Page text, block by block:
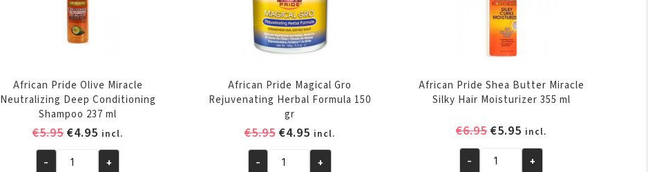
African Pride Olive Miracle
Neutralizing Deep Conditioning
Shampoo 237 ml
€5.95Oorspronkelijke
was:
€4.95 Huidige
prijs
is:
incl.
- +
African Pride Magical Gro
Rejuvenating Herbal Formula 150
gr
€5.95 Oorspronkelijke
was:
€4.95Huidige
prijs
is:
incl.
- +
African Pride Shea Butter Miracle
Silky Hair Moisturizer 355 ml
€6.95 Oorspronkelijke
was:
€5.95 Huidige
prijs
is:
incl.
African
- +